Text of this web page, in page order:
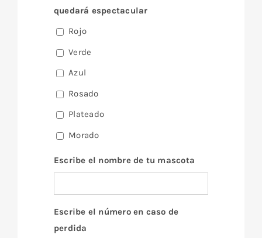
quedará espectacular
Rojo
Verde
Azul
Rosado
Plateado
Morado
Escribe el nombre de tu mascota
Escribe el número en caso de
perdida